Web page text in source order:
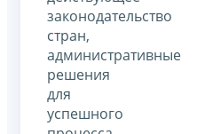
законодательство
стран,
административные
решения
для
успешного